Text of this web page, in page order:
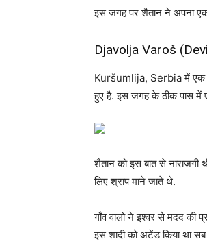
इस जगह पर शैतान ने अपना एक
Djavolja Varoš
Kuršumlija, Serbia में एक
हुए है. इस जगह के ठीक पास में
शैतान को इस बात से
लिए श्राप माने जाते थे.
गाँव वालो ने इश्वर से मदद की
इस शादी को अटेंड किया था